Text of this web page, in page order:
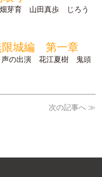
芽育 山田真歩 じろう
限城編 第一章
声の出演 花江夏樹 鬼頭
次の記事へ ≫